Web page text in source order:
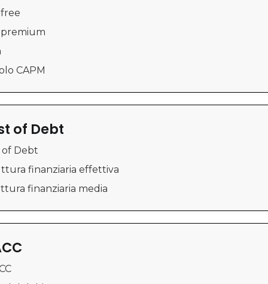
free
premium
CAPM
of Debt
of Debt
finanziaria effettiva
finanziaria media